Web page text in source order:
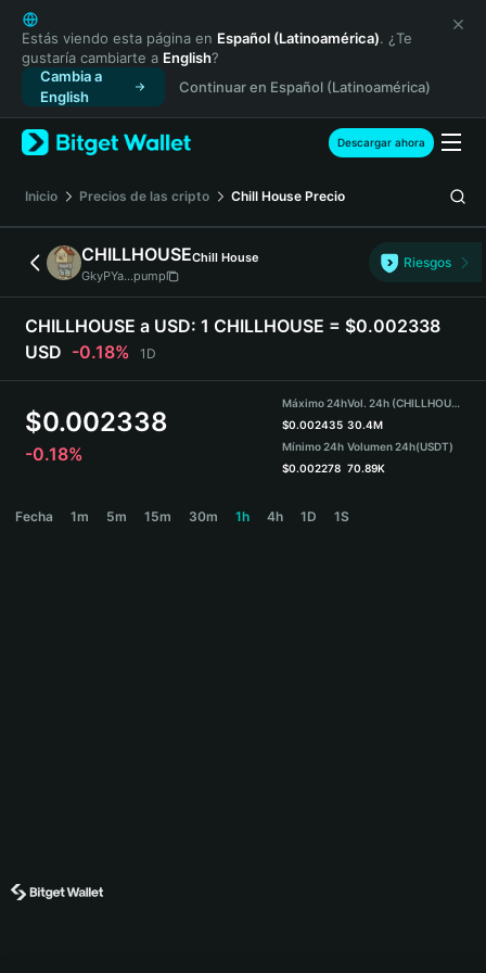
English
日本語
Tiếng Việt
Русский
Español (Latinoamérica)
Türkçe
Français
Deutsch
简体中文
繁體中文
Português (Portugal)
Bahasa Indonesia
ภาษาไทย
हिन्दी
Español
Português (Brasil)
Estás viendo esta página en Español (Latinoamérica). ¿Te
gustaría cambiarte a English?
Cambia a
English
Continuar en Español (Latinoamérica)
Descargar ahora
Inicio Precios de las cripto Chill House Precio
CHILLHOUSEChill House
GkyPYa...pump
Riesgos
CHILLHOUSE a USD: 1 CHILLHOUSE = $0.002338
USD -0.18% 1D
$0.002338
-0.18%
Máximo 24h
$0.002435
Mínimo 24h
$0.002278
Vol. 24h (CHILLHOUSE)
30.4M
Volumen 24h(USDT)
70.89K
Fecha 1m 5m 15m 30m 1h 4h 1D 1S